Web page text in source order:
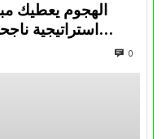
الهجوم يعطيك
استراتيجية
0